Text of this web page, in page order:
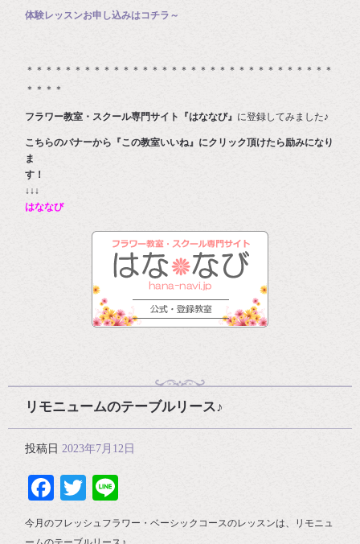
体験レッスンお申し込みはコチラ～
＊＊＊＊＊＊＊＊＊＊＊＊＊＊＊＊＊＊＊＊＊＊＊＊＊＊＊＊＊＊＊＊
＊＊＊＊
フラワー教室・スクール専門サイト『はななび』 に登録してみました♪
こちらのバナーから『この教室いいね』にクリック頂けたら励みになり
ま
す
↓↓↓
はななび
リモニュームのテーブルリース♪
投稿日 2023年7月12日
Facebook
Twitter
今月のフレッシュフラワー・ベーシックコースのレッスンは、リモニュ